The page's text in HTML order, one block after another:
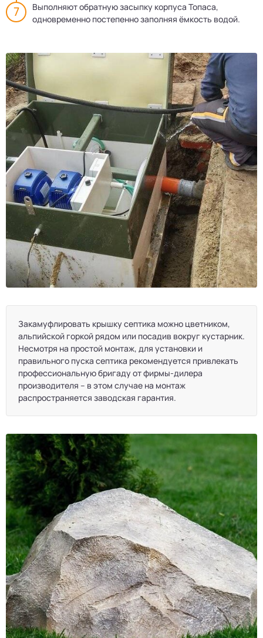
Выполняют обратную засыпку корпуса Топаса,
одновременно постепенно заполняя ёмкость водой.
Закамуфлировать крышку септика можно цветником,
альпийской горкой рядом или посадив вокруг кустарник.
Несмотря на простой монтаж, для установки и
правильного пуска септика рекомендуется привлекать
профессиональную бригаду от фирмы-дилера
производителя – в этом случае на монтаж
распространяется заводская гарантия.